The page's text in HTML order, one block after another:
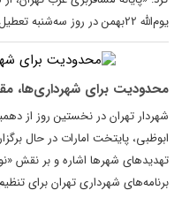
یوم‌الله 22بهمن در روز سه‌شنبه تعطیل است.»
محدودیت برای شهرداری‌ها،
ابوظبی، پایتخت امارات در حال
تهدیدهای شهرها اشاره و بر نقش
برنامه‌های شهرداری تهران برای